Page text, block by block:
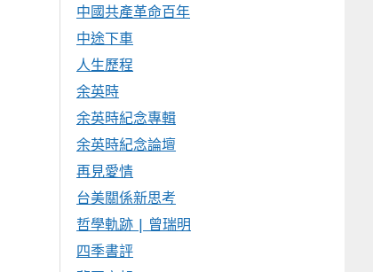
中國共產革命百年
中途下車
人生歷程
余英時
余英時紀念專輯
余英時紀念論壇
再見愛情
台美關係新思考
哲學軌跡 | 曾瑞明
四季書評